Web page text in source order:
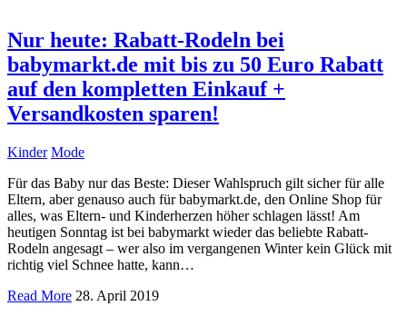
Nur heute: Rabatt-Rodeln bei
babymarkt.de mit bis zu 50 Euro Rabatt
auf den kompletten Einkauf +
Versandkosten sparen!
Kinder Mode
Für das Baby nur das Beste: Dieser Wahlspruch gilt sicher für alle
Eltern, aber genauso auch für babymarkt.de, den Online Shop für
alles, was Eltern- und Kinderherzen höher schlagen lässt! Am
heutigen Sonntag ist bei babymarkt wieder das beliebte Rabatt-
Rodeln angesagt – wer also im vergangenen Winter kein Glück mit
richtig viel Schnee hatte, kann…
Read More 28. April 2019